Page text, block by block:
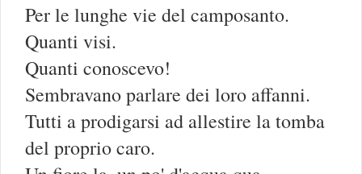
Per le lunghe vie del camposanto.
Quanti visi.
Quanti conoscevo!
Sembravano parlare dei loro affanni.
Tutti a prodigarsi ad allestire la tomba
del proprio caro.